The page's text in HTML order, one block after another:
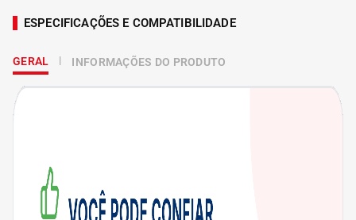
ESPECIFICAÇÕES E COMPATIBILIDADE
GERAL INFORMAÇÕES DO PRODUTO